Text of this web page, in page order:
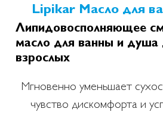
Lipikar Масло для
Липидовосполняющее
масло для ванны и душа
взрослых
Мгновенно уменьшает
чувство дискомфорта и